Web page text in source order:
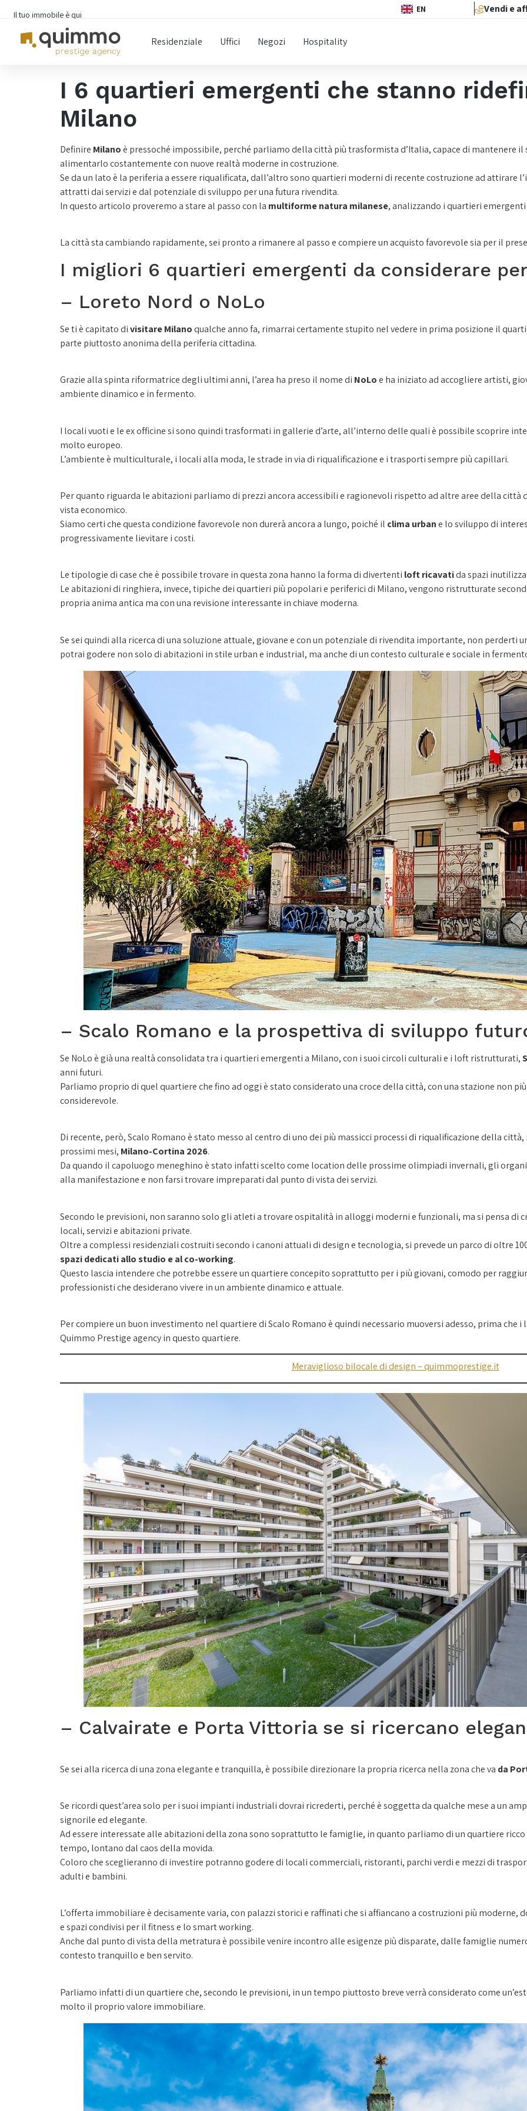
Il tuo immobile è qui
EN Vendi e
Residenziale Uffici Negozi Hospitality
I 6 quartieri emergenti che stanno
Milano
Definire Milanoè pressoché impossibile, perché parliamo della città più trasformista d’Italia, capace di mantenere
alimentarlo costantemente con nuove realtà moderne in costruzione.
Se da un lato è la periferia a essere riqualificata, dall’altro sono quartieri moderni di recente costruzione ad attirare
attratti dai servizi e dal potenziale di sviluppo per una futura rivendita.
In questo articolo proveremo a stare al passo con la multiforme natura milanese, analizzando i quartieri
La città sta cambiando rapidamente, sei pronto a rimanere al passo e compiere un acquisto favorevole sia per il
I migliori 6 quartieri emergenti da considerare
– Loreto Nord o NoLo
Se ti è capitato divisitare Milanoqualche anno fa, rimarrai certamente stupito nel vedere in prima posizione il
parte piuttosto anonima della periferia cittadina.
Grazie alla spinta riformatrice degli ultimi anni, l’area ha preso il nome di NoLoe ha iniziato ad accogliere artisti,
ambiente dinamico e in fermento.
I locali vuoti e le ex officine si sono quindi trasformati in gallerie d’arte, all’interno delle quali è possibile scoprire
molto europeo.
L’ambiente è multiculturale, i locali alla moda, le strade in via di riqualificazione e i trasporti sempre più capillari.
Per quanto riguarda le abitazioni parliamo di prezzi ancora accessibili e ragionevoli rispetto ad altre aree della città
vista economico.
Siamo certi che questa condizione favorevole non durerà ancora a lungo, poiché il clima urbane lo sviluppo di
progressivamente lievitare i costi.
Le tipologie di case che è possibile trovare in questa zona hanno la forma di divertenti loft ricavatida spazi
Le abitazioni di ringhiera, invece, tipiche dei quartieri più popolari e periferici di Milano, vengono ristrutturate
propria anima antica ma con una revisione interessante in chiave moderna.
Se sei quindi alla ricerca di una soluzione attuale, giovane e con un potenziale di rivendita importante, non perderti
potrai godere non solo di abitazioni in stile urban e industrial, ma anche di un contesto culturale e sociale in
– Scalo Romano e la prospettiva di sviluppo
Se NoLo è già una realtà consolidata tra i quartieri emergenti a Milano, con i suoi circoli culturali e i loft ristrutturati,
anni futuri.
Parliamo proprio di quel quartiere che fino ad oggi è stato considerato una croce della città, con una stazione non
considerevole.
Di recente, però, Scalo Romano è stato messo al centro di uno dei più massicci processi di riqualificazione della
prossimi mesi, Milano-Cortina 2026.
Da quando il capoluogo meneghino è stato infatti scelto come location delle prossime olimpiadi invernali, gli
alla manifestazione e non farsi trovare impreparati dal punto di vista dei servizi.
Secondo le previsioni, non saranno solo gli atleti a trovare ospitalità in alloggi moderni e funzionali, ma si pensa di
locali, servizi e abitazioni private.
Oltre a complessi residenziali costruiti secondo i canoni attuali di design e tecnologia, si prevede un parco di oltre
spazi dedicati allo studio e al co-working.
Questo lascia intendere che potrebbe essere un quartiere concepito soprattutto per i più giovani, comodo per
professionisti che desiderano vivere in un ambiente dinamico e attuale.
Per compiere un buon investimento nel quartiere di Scalo Romano è quindi necessario muoversi adesso, prima
Quimmo Prestige agency in questo quartiere.
Meraviglioso bilocale di design – quimmoprestige.it
– Calvairate e Porta Vittoria se si ricercano
Se sei alla ricerca di una zona elegante e tranquilla, è possibile direzionare la propria ricerca nella zona che va da
Se ricordi quest’area solo per i suoi impianti industriali dovrai ricrederti, perché è soggetta da qualche mese a un
signorile ed elegante.
Ad essere interessate alle abitazioni della zona sono soprattutto le famiglie, in quanto parliamo di un quartiere
tempo, lontano dal caos della movida.
Coloro che sceglieranno di investire potranno godere di locali commerciali, ristoranti, parchi verdi e mezzi di
adulti e bambini.
L’offerta immobiliare è decisamente varia, con palazzi storici e raffinati che si affiancano a costruzioni più
e spazi condivisi per il fitness e lo smart working.
Anche dal punto di vista della metratura è possibile venire incontro alle esigenze più disparate, dalle famiglie
contesto tranquillo e ben servito.
Parliamo infatti di un quartiere che, secondo le previsioni, in un tempo piuttosto breve verrà considerato come
molto il proprio valore immobiliare.